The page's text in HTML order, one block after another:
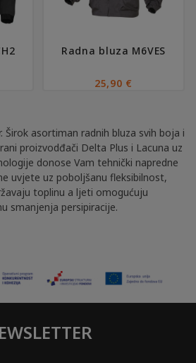
Širok asortiman radnih bluza svih boja i
proizvodđači Delta Plus i Lacuna uz
donose Vam tehnički napredne
uvjete uz poboljšanu fleksibilnost,
toplinu a ljeti omogućuju
smanjenja persipiracije.
Radna bluza M6VES
25,90 €
mogu
stranici